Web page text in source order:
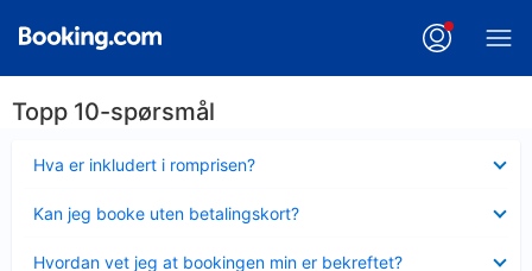
Topp 10-spørsmål
Hva er inkludert i romprisen?
mindre
Kan jeg booke uten betalingskort?
mindre
Hvordan vet jeg at bookingen min er bekreftet?